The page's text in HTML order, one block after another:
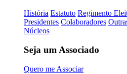
História Estatuto Regimento
Presidentes Colaboradores
Núcleos
Seja um Associado
Quero me Associar